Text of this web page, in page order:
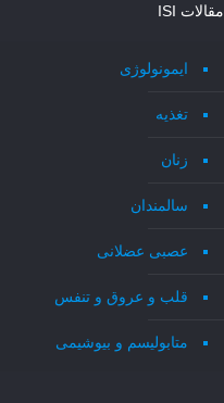
مقالات ISI
ایمونولوژی
تغذیه
زنان
سالمندان
عصبی عضلانی
قلب و عروق و تنفس
متابولیسم و بیوشیمی